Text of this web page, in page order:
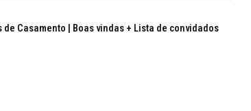
de Casamento | Boas vindas + Lista de convidados